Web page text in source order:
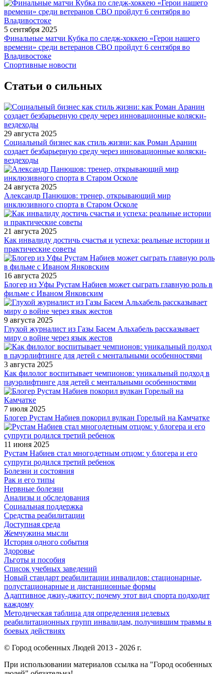
5 сентября 2025
Финальные матчи Кубка по следж-хоккею «Герои нашего
времени» среди ветеранов СВО пройдут 6 сентября во
Владивостоке
Спортивные новости
Статьи о сильных
29 августа 2025
Социальный бизнес как стиль жизни: как Роман Аранин
создает безбарьерную среду через инновационные коляски-
вездеходы
24 августа 2025
Александр Панюшов: тренер, открывающий мир
инклюзивного спорта в Старом Осколе
21 августа 2025
Как инвалиду достичь счастья и успеха: реальные истории и
практические советы
16 августа 2025
Блогер из Уфы Рустам Набиев может сыграть главную роль в
фильме с Иваном Янковским
9 августа 2025
Глухой журналист из Газы Басем Альхабель рассказывает
миру о войне через язык жестов
3 августа 2025
Как филолог воспитывает чемпионов: уникальный подход в
пауэрлифтинге для детей с ментальными особенностями
7 июля 2025
Блогер Рустам Набиев покорил вулкан Горелый на Камчатке
11 июня 2025
Рустам Набиев стал многодетным отцом: у блогера и его
супруги родился третий ребенок
Болезни и состояния
Рак и его типы
Нервные болезни
Анализы и обследования
Социальная поддержка
Средства реабилитации
Доступная среда
Жемчужина мысли
История одного события
Здоровье
Льготы и пособия
Список учебных заведений
Новый стандарт реабилитации инвалидов: стационарные,
полустационарные и дистанционные формы
Адаптивное джиу-джитсу: почему этот вид спорта подходит
каждому
Методическая таблица для определения целевых
реабилитационных групп инвалидам, получившим травмы в
боевых действиях
© Город особенных Людей 2013 - 2026 г.
При использовании материалов ссылка на "Город особенных